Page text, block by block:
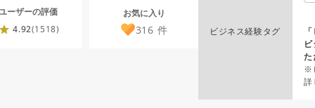
ーザーの評価
4.92(1518)
お気に入り
316 件 ビジネス経験タグ
た
※
詳